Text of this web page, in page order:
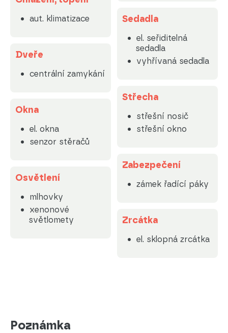
aut. klimatizace
Dveře
centrální zamykání
Okna
el. okna
senzor stěračů
Osvětlení
mlhovky
xenonové
světlomety
Sedadla
el. seřiditelná
sedadla
vyhřívaná sedadla
Střecha
střešní nosič
střešní okno
Zabezpečení
zámek řadící páky
Zrcátka
el. sklopná zrcátka
Poznámka